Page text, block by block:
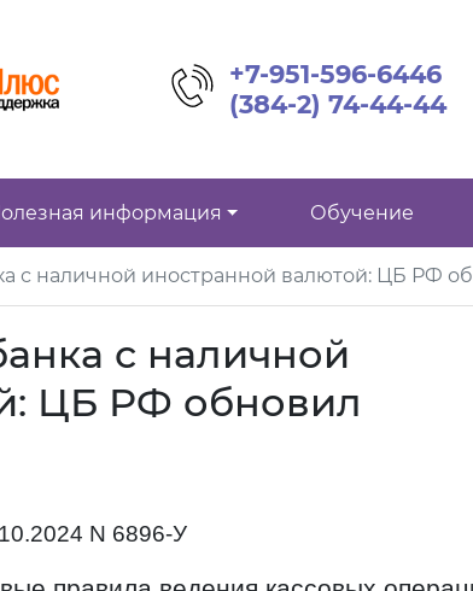
+7-951-596-6446
(384-2) 74-44-44
информация Обучение
с наличной иностранной валютой: ЦБ РФ
с наличной
ЦБ РФ обновил
N 6896-У